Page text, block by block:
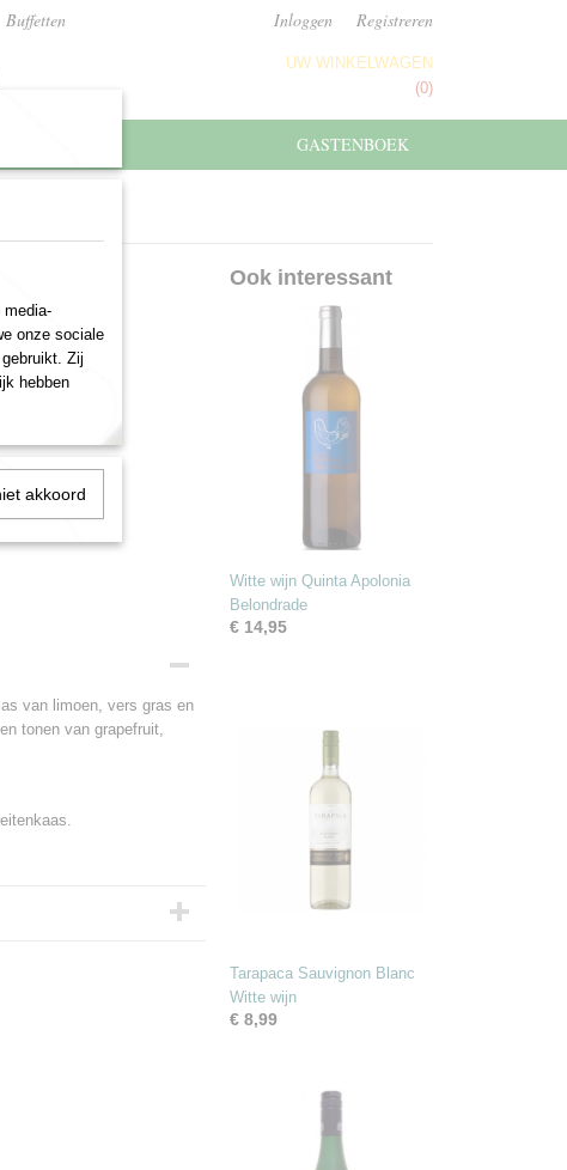
Buffetten Inloggen Registreren
UW WINKELWAGEN
(0)
GASTENBOEK
van limoen, vers gras en
tonen van grapefruit,
Ook interessant
Witte wijn Quinta Apolonia
Belondrade
€ 14,95
Tarapaca Sauvignon Blanc
Witte wijn
€ 8,99
media-
onze sociale
Zij
hebben
akkoord